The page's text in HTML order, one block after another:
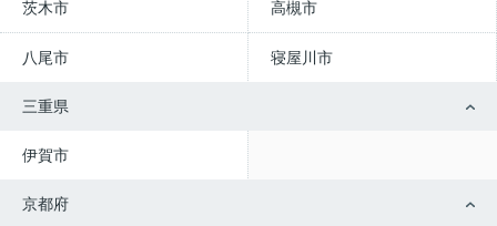
茨木市 高槻市
八尾市 寝屋川市
三重県
伊賀市
京都府